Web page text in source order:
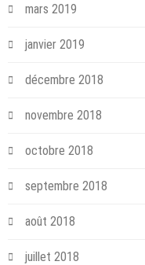
mars 2019
janvier 2019
décembre 2018
novembre 2018
octobre 2018
septembre 2018
août 2018
juillet 2018